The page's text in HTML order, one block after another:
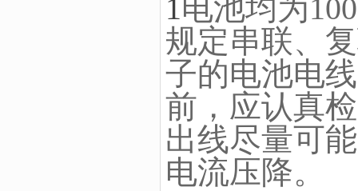
1电池均为
规定串联、
子的电池电
前，应认真
出线尽量可
电流压降。